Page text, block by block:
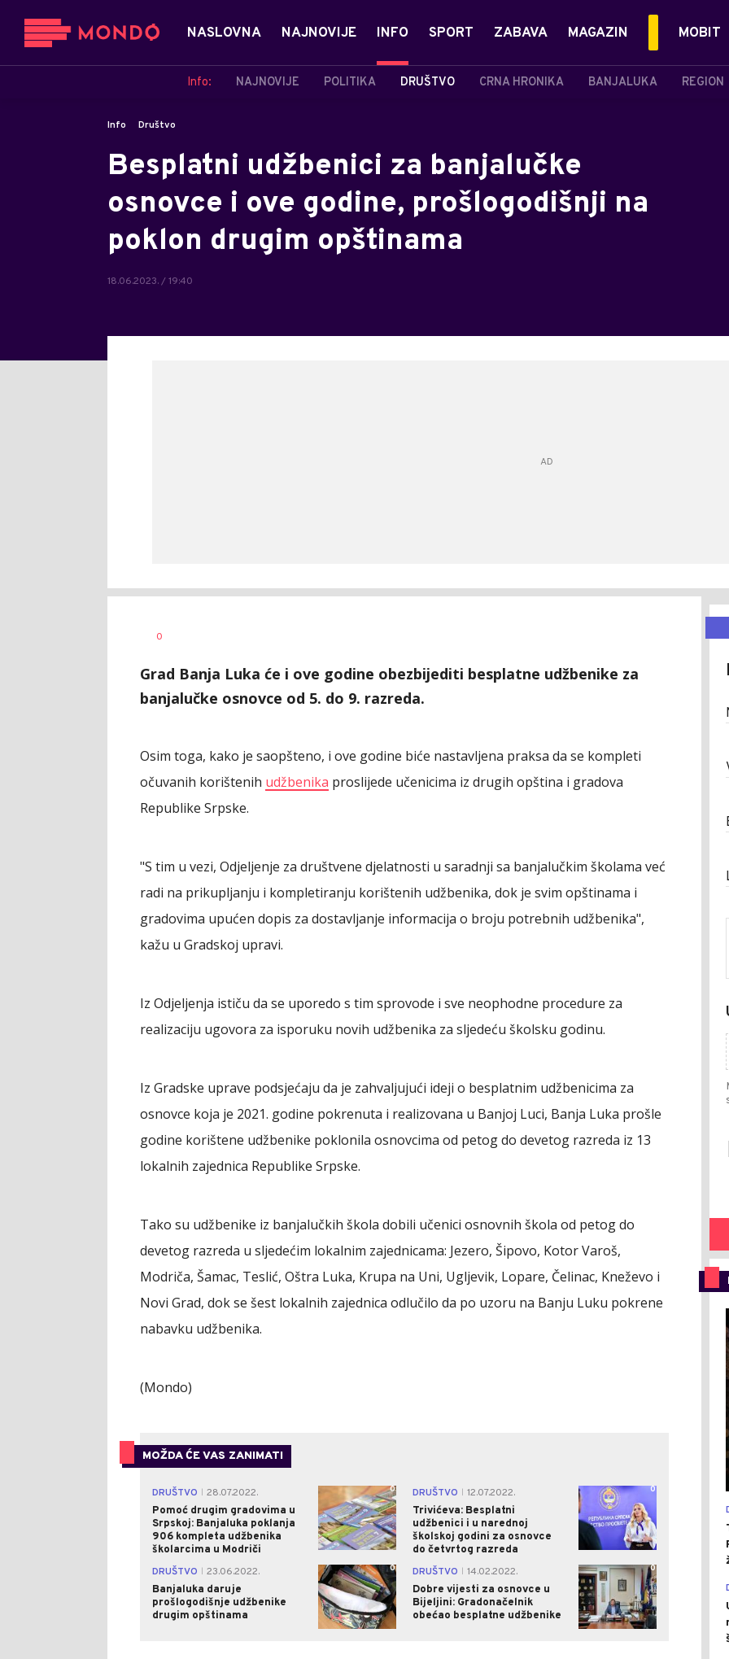
NASLOVNA NAJNOVIJE INFO
Info: NAJNOVIJE POLITIKA DRUŠTVO CRNA HRONIKA BANJALUKA REGION
SPORT ZABAVA MAGAZIN MOBIT
Info Društvo
Besplatni udžbenici za banjalučke
osnovce i ove godine, prošlogodišnji na
poklon drugim opštinama
18.06.2023. / 19:40
AUTOR
0
Grad Banja Luka će i ove godine obezbijediti besplatne udžbenike za
banjalučke osnovce od 5. do 9. razreda.
Osim toga, kako je saopšteno, i ove godine biće nastavljena praksa da se kompleti
očuvanih korištenih udžbenika proslijede učenicima iz drugih opština i gradova
Republike Srpske.
"S tim u vezi, Odjeljenje za društvene djelatnosti u saradnji sa banjalučkim školama već
radi na prikupljanju i kompletiranju korištenih udžbenika, dok je svim opštinama i
gradovima upućen dopis za dostavljanje informacija o broju potrebnih udžbenika",
kažu u Gradskoj upravi.
Iz Odjeljenja ističu da se uporedo s tim sprovode i sve neophodne procedure za
realizaciju ugovora za isporuku novih udžbenika za sljedeću školsku godinu.
Iz Gradske uprave podsjećaju da je zahvaljujući ideji o besplatnim udžbenicima za
osnovce koja je 2021. godine pokrenuta i realizovana u Banjoj Luci, Banja Luka prošle
godine korištene udžbenike poklonila osnovcima od petog do devetog razreda iz 13
lokalnih zajednica Republike Srpske.
Tako su udžbenike iz banjalučkih škola dobili učenici osnovnih škola od petog do
devetog razreda u sljedećim lokalnim zajednicama: Jezero, Šipovo, Kotor Varoš,
Modriča, Šamac, Teslić, Oštra Luka, Krupa na Uni, Ugljevik, Lopare, Čelinac, Kneževo i
Novi Grad, dok se šest lokalnih zajednica odlučilo da po uzoru na Banju Luku pokrene
nabavku udžbenika.
(Mondo)
MOŽDA ĆE VAS ZANIMATI
DRUŠTVO
28.07.2022.
Pomoć drugim gradovima u
Srpskoj: Banjaluka poklanja
906 kompleta udžbenika
školarcima u Modriči
0 DRUŠTVO
12.07.2022.
Trivićeva: Besplatni
udžbenici i u narednoj
školskoj godini za osnovce
do četvrtog razreda
0
DRUŠTVO
23.06.2022.
Banjaluka daruje
prošlogodišnje udžbenike
drugim opštinama
0 DRUŠTVO
14.02.2022.
Dobre vijesti za osnovce u
Bijeljini: Gradonačelnik
obećao besplatne udžbenike
0